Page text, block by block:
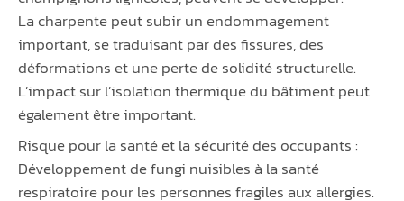
La charpente peut subir un endommagement
important, se traduisant par des fissures, des
déformations et une perte de solidité structurelle.
L’impact sur l’isolation thermique du bâtiment peut
également être important.
Risque pour la santé et la sécurité des occupants :
Développement de fungi nuisibles à la santé
respiratoire pour les personnes fragiles aux allergies.